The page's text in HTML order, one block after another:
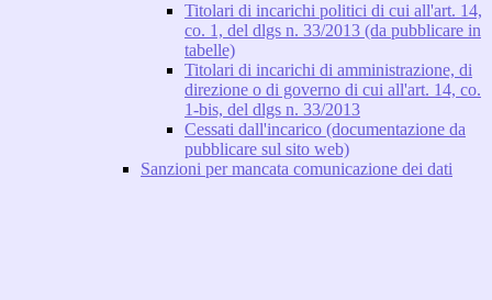
Titolari di incarichi politici di cui all'art. 14,
co. 1, del dlgs n. 33/2013 (da pubblicare in
tabelle)
Titolari di incarichi di amministrazione, di
direzione o di governo di cui all'art. 14, co.
1-bis, del dlgs n. 33/2013
Cessati dall'incarico (documentazione da
pubblicare sul sito web)
Sanzioni per mancata comunicazione dei dati